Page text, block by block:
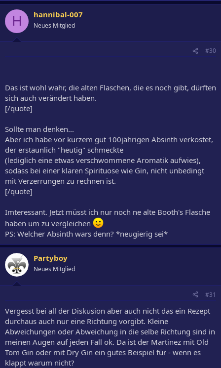
H hannibal-007
Neues Mitglied
#30
Das ist wohl wahr, die alten Flaschen, die es noch gibt, dürften
sich auch verändert haben.
[/quote]
Sollte man denken...
Aber ich habe vor kurzem gut 100jährigen Absinth verkostet,
der erstaunlich "heutig" schmeckte
(lediglich eine etwas verschwommene Aromatik aufwies),
sodass bei einer klaren Spirituose wie Gin, nicht unbedingt
mit Verzerrungen zu rechnen ist.
[/quote]
Imteressant. Jetzt müsst ich nur noch ne alte Booth's Flasche
haben um zu vergleichen
PS: Welcher Absinth wars denn? *neugierig sei*
Partyboy
Neues Mitglied
#31
Vergesst bei all der Diskusion aber auch nicht das ein Rezept
durchaus auch nur eine Richtung vorgibt. Kleine
Abweichungen oder Abweichung in die selbe Richtung sind in
meinen Augen auf jeden Fall ok. Da ist der Martinez mit Old
Tom Gin oder mit Dry Gin ein gutes Beispiel für - wenn es
klappt warum nicht?